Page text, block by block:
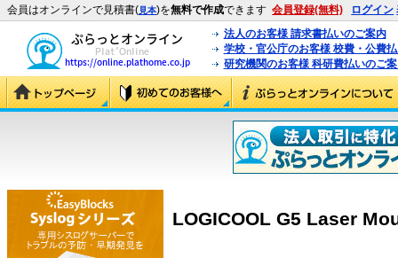
会員はオンラインで見積書(見本)を無料で作成できます 会員登録(無料) ログイン
法人のお客様 請求書払いのご案内
学校・官公庁のお客様 校費・公費
研究機関のお客様 科研費払いのご
LOGICOOL G5 Laser